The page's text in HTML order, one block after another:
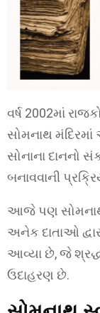
વર્ષ 2002માં
સોમનાથ મંદિરમાં
સોનાના દાનનો
બનાવવાની
આજે પણ સોમનાથ
અનેક દાતાઓ
આવ્યા છે, જે
ઉદાહરણ છે.